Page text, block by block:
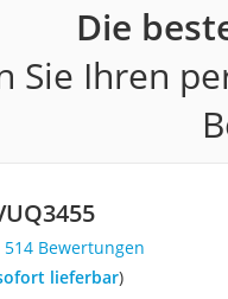
Die
Sie Ihren
514 Bewertungen
Sofort lieferbar)